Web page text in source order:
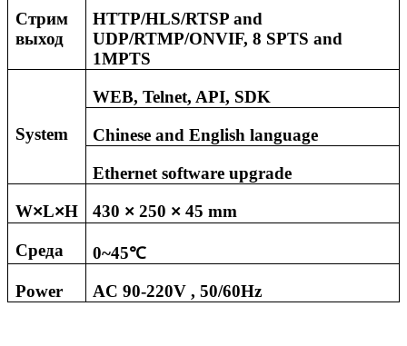
Стрим
выход
HTTP/HLS/RTSP and
UDP/RTMP/ONVIF, 8 SPTS and
1MPTS
System
WEB, Telnet, API, SDK
Chinese and English language
Ethernet software upgrade
W×L×H 430 × 250 × 45 mm
Среда 0~45℃
Power
AC90-220V , 50/60Hz